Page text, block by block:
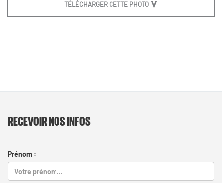
TÉLÉCHARGER CETTE PHOTO
RECEVOIR NOS INFOS
Prénom :